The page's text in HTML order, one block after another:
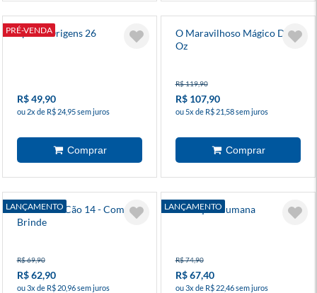
PRÉ-VENDA
Spawn Origens 26
R$ 49,90
ou 2x de R$ 24,95 sem juros
O Maravilhoso Mágico De
Oz
R$ 119,90
R$ 107,90
ou 5x de R$ 21,58 sem juros
LANÇAMENTO
O Homem Cão 14 - Com
Brinde
R$ 69,90
R$ 62,90
ou 3x de R$ 20,96 sem juros
LANÇAMENTO
Evolução Humana
R$ 74,90
R$ 67,40
ou 3x de R$ 22,46 sem juros